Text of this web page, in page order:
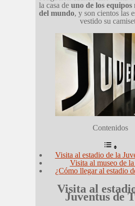
la casa de uno de los equipos
del mundo, y son cientos las
vestido su
Contenidos
Visita al estadio de la
Visita al museo de
¿Cómo llegar al estadio
Visita al
Juventus de